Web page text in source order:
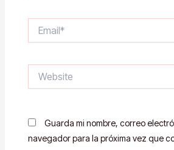
Guarda mi nombre, correo
navegador para la próxima vez que